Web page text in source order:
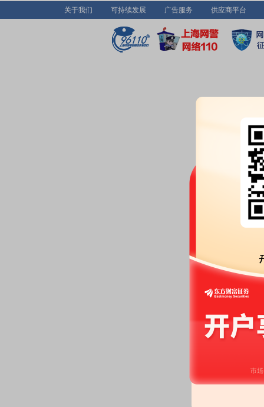
关于我们 可持续发展 广告服务 供应商平台